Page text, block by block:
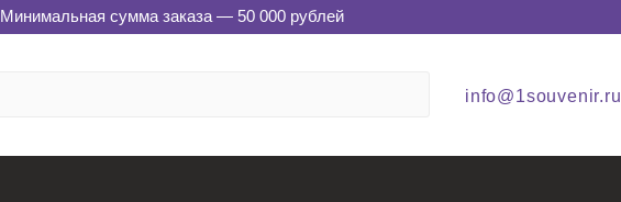
Минимальная сумма заказа — 50 000 рублей
info@1souvenir.ru